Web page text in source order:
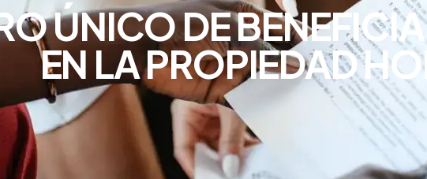
ÚNICO DE
EN LA PROPIEDAD